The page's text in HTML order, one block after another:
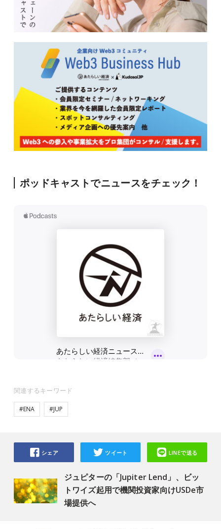
ポッドキャストでニュースをチェック！
関連するキーワード
#ENA #JUP
ジュピターの「Jupiter Lend」、ビッ
トワイズ起用で機関投資家向けUSDe市
場提供へ
シェア ツイート LINEで送る